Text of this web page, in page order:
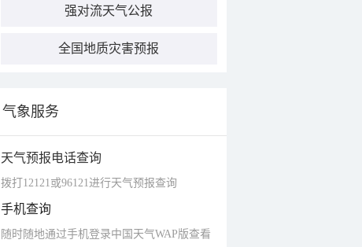
强对流天气公报
全国地质灾害预报
气象服务
天气预报电话查询
拨打12121或96121进行天气预报查询
手机查询
随时随地通过手机登录中国天气WAP版查看